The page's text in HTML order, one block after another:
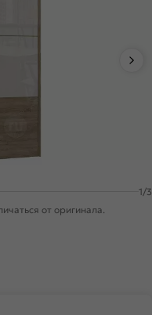
1/3
от оригинала.